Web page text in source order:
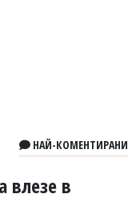
НАЙ-КОМЕНТИРАНИ
влезе в